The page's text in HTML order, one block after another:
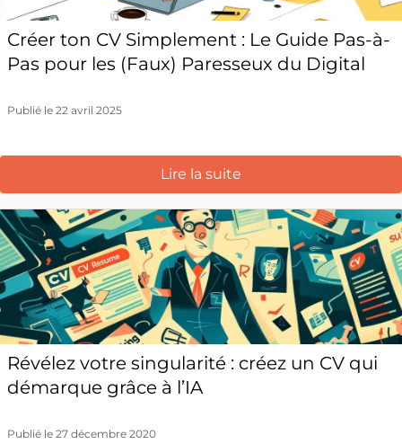
Créer ton CV Simplement : Le Guide Pas-à-
Pas pour les (Faux) Paresseux du Digital
Publié le 22 avril 2025
Lire la suite
Révélez votre singularité : créez un CV qui
démarque grâce à l’IA
Publié le 27 décembre 2020